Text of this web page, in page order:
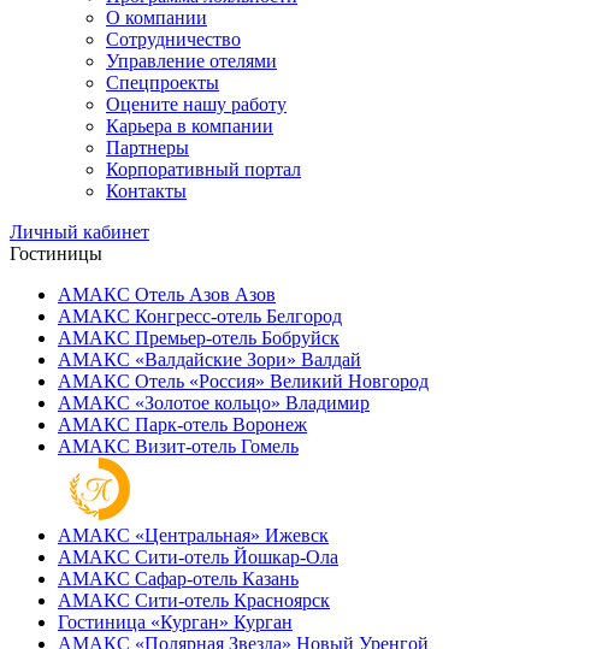
О компании
Сотрудничество
Управление отелями
Спецпроекты
Оцените нашу работу
Карьера в компании
Партнеры
Корпоративный портал
Контакты
Личный кабинет
Гостиницы
АМАКС Отель ‎Азов Азов
АМАКС Конгресс-отель Белгород
АМАКС Премьер-отель Бобруйск
АМАКС «‎Валдайские Зори» Валдай
АМАКС Отель «‎Россия» Великий Новгород
АМАКС «‎Золотое кольцо» Владимир
АМАКС Парк-отель Воронеж
АМАКС Визит-отель Гомель
АМАКС «‎Центральная» Ижевск
АМАКС Сити-отель Йошкар-Ола
АМАКС Сафар-отель Казань
АМАКС Сити-отель Красноярск
Гостиница «‎Курган» Курган
АМАКС «Полярная Звезда» Новый Уренгой